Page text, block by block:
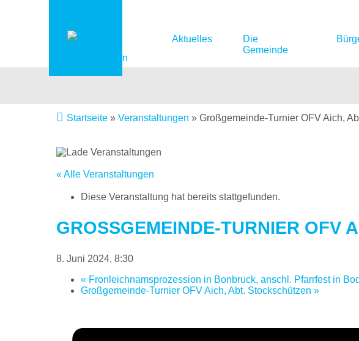
Aktuelles
Die
Gemeinde
Startseite »Veranstaltungen »Großgemeinde-Turnier OFV Aich,
« Alle Veranstaltungen
Diese Veranstaltung hat bereits stattgefunden.
GROSSGEMEINDE-TURNIER OFV
8. Juni 2024, 8:30
« Fronleichnamsprozession in Bonbruck, anschl. Pfarrfest in
Großgemeinde-Turnier OFV Aich, Abt. Stockschützen»